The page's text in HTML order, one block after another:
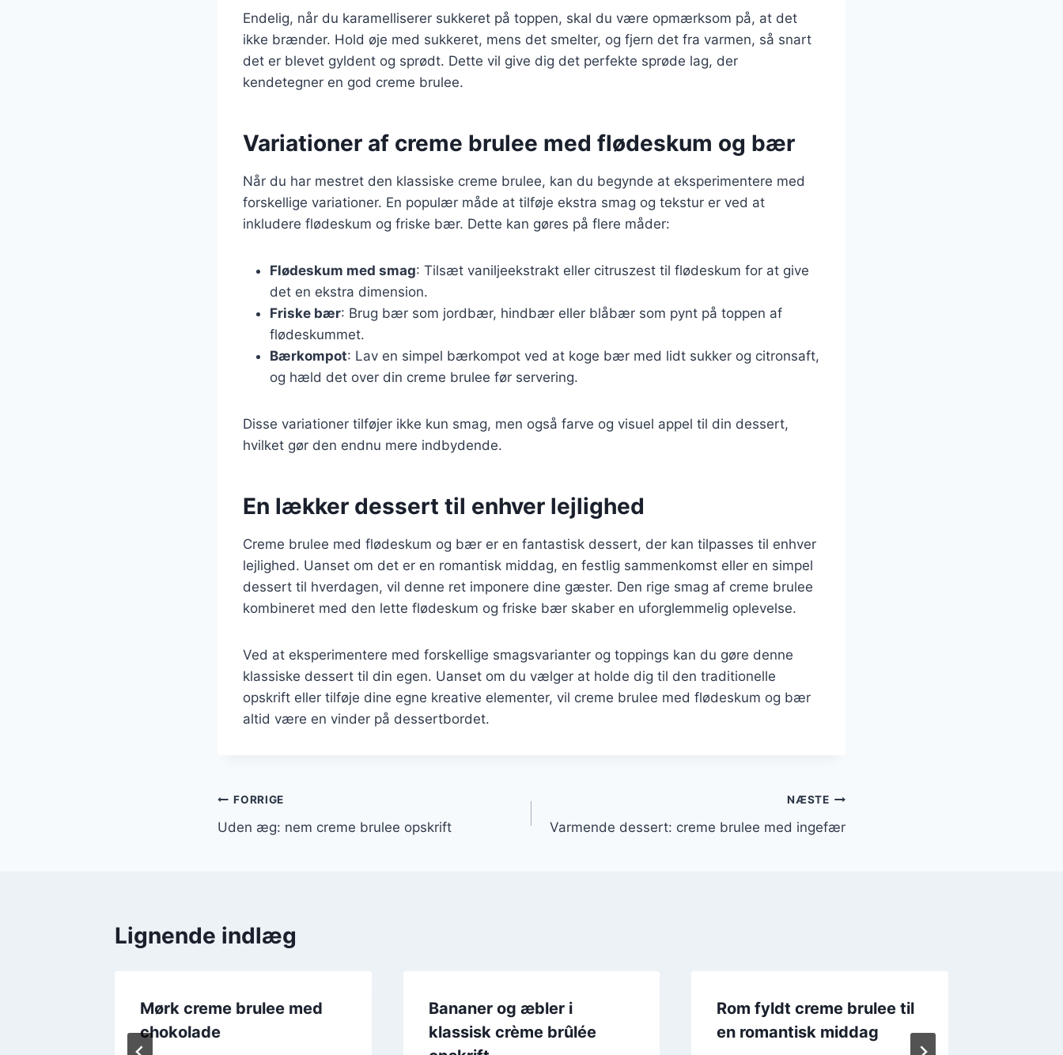
Endelig, når du karamelliserer sukkeret på toppen, skal du være opmærksom på, at det
ikke brænder. Hold øje med sukkeret, mens det smelter, og fjern det fra varmen, så snart
det er blevet gyldent og sprødt. Dette vil give dig det perfekte sprøde lag, der
kendetegner en god creme brulee.
Variationer af creme brulee med flødeskum og bær
Når du har mestret den klassiske creme brulee, kan du begynde at eksperimentere med
forskellige variationer. En populær måde at tilføje ekstra smag og tekstur er ved at
inkludere flødeskum og friske bær. Dette kan gøres på flere måder:
Flødeskum med smag: Tilsæt vaniljeekstrakt eller citruszest til flødeskum for at give
det en ekstra dimension.
Friske bær: Brug bær som jordbær, hindbær eller blåbær som pynt på toppen af
flødeskummet.
Bærkompot: Lav en simpel bærkompot ved at koge bær med lidt sukker og citronsaft,
og hæld det over din creme brulee før servering.
Disse variationer tilføjer ikke kun smag, men også farve og visuel appel til din dessert,
hvilket gør den endnu mere indbydende.
En lækker dessert til enhver lejlighed
Creme brulee med flødeskum og bær er en fantastisk dessert, der kan tilpasses til enhver
lejlighed. Uanset om det er en romantisk middag, en festlig sammenkomst eller en simpel
dessert til hverdagen, vil denne ret imponere dine gæster. Den rige smag af creme brulee
kombineret med den lette flødeskum og friske bær skaber en uforglemmelig oplevelse.
Ved at eksperimentere med forskellige smagsvarianter og toppings kan du gøre denne
klassiske dessert til din egen. Uanset om du vælger at holde dig til den traditionelle
opskrift eller tilføje dine egne kreative elementer, vil creme brulee med flødeskum og bær
altid være en vinder på dessertbordet.
Indlægsnavigation
FORRIGE
Uden æg: nem creme brulee opskrift
NÆSTE
Varmende dessert: creme brulee med ingefær
Lignende indlæg
Mørk creme brulee med
chokolade
Bananer og æbler i
klassisk crème brûlée
Rom fyldt creme brulee til
en romantisk middag